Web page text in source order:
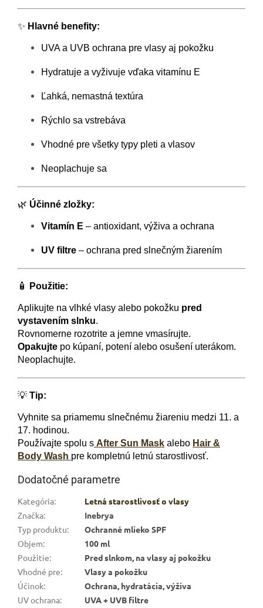
✨ Hlavné benefity:
UVA a UVB ochrana pre vlasy aj pokožku
Hydratuje a vyživuje vďaka vitamínu E
Ľahká, nemastná textúra
Rýchlo sa vstrebáva
Vhodné pre všetky typy pleti a vlasov
Neoplachuje sa
🌿 Účinné zložky:
Vitamín E – antioxidant, výživa a ochrana
UV filtre – ochrana pred slnečným žiarením
🧴 Použitie:
Aplikujte na vlhké vlasy alebo pokožku pred
vystavením slnku.
Rovnomerne rozotrite a jemne vmasírujte.
Opakujte po kúpaní, potení alebo osušení uterákom.
Neoplachujte.
💡 Tip:
Vyhnite sa priamemu slnečnému žiareniu medzi 11. a
17. hodinou.
Používajte spolu s After Sun Mask alebo Hair &
Body Wash pre kompletnú letnú starostlivosť.
Dodatočné parametre
Kategória:
Letná starostlivosť o vlasy
Značka:
Inebrya
Typ produktu:
Ochranné mlieko SPF
Objem:
100 ml
Použitie:
Pred slnkom, na vlasy aj pokožku
Vhodné pre:
Vlasy a pokožku
Účinok:
Ochrana, hydratácia, výživa
UV ochrana:
UVA + UVB filtre